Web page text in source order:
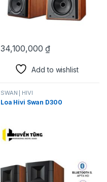
34,100,000₫
Add to wishlist
SWAN | HIVI
Loa Hivi Swan D300